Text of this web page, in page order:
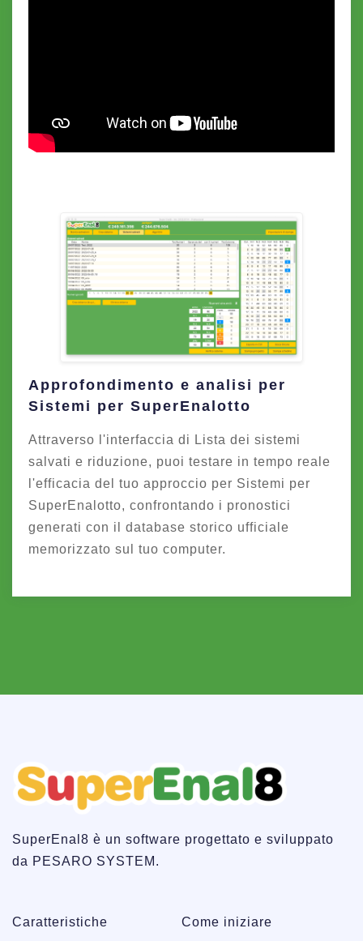
Approfondimento e analisi per
Sistemi per SuperEnalotto
Attraverso l'interfaccia di Lista dei sistemi
salvati e riduzione, puoi testare in tempo reale
l'efficacia del tuo approccio per Sistemi per
SuperEnalotto, confrontando i pronostici
generati con il database storico ufficiale
memorizzato sul tuo computer.
SuperEnal8 è un software progettato e sviluppato
da PESARO SYSTEM.
Caratteristiche Come iniziare